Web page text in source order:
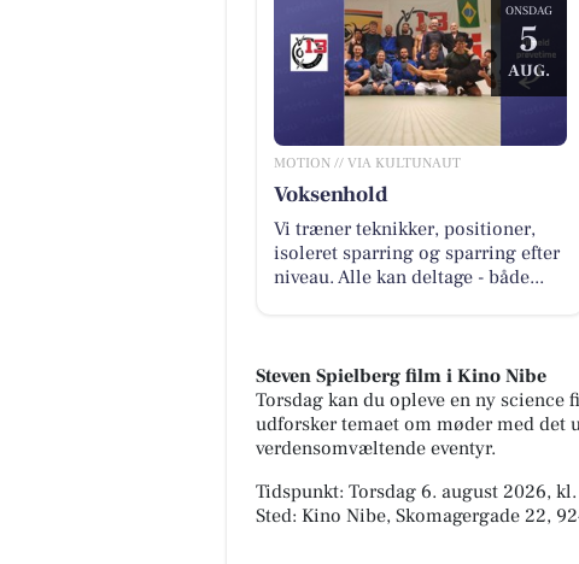
ONSDAG
5
AUG.
MOTION // VIA KULTUNAUT
Voksenhold
Vi træner teknikker, positioner,
isoleret sparring og sparring efter
niveau. Alle kan deltage - både...
Steven Spielberg film i Kino Nibe
Torsdag kan du opleve en ny
udforsker temaet om møder med det
verdensomvæltende eventyr.
Tidspunkt: Torsdag 6. august 2026,
Sted: Kino Nibe, Skomagergade 22,